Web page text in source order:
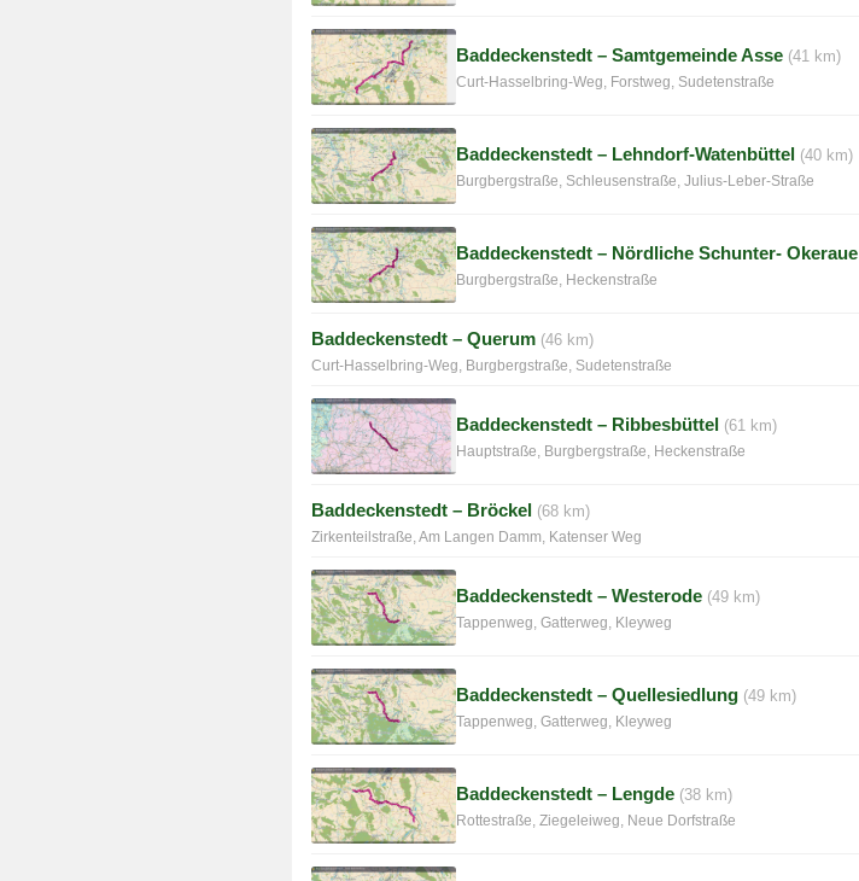
Baddeckenstedt – Samtgemeinde Asse (41 km)
Curt-Hasselbring-Weg, Forstweg, Sudetenstraße
Baddeckenstedt – Lehndorf-Watenbüttel (40 km)
Burgbergstraße, Schleusenstraße, Julius-Leber-Straße
Baddeckenstedt – Nördliche Schunter- Okeraue
Burgbergstraße, Heckenstraße
Baddeckenstedt – Querum (46 km)
Curt-Hasselbring-Weg, Burgbergstraße, Sudetenstraße
Baddeckenstedt – Ribbesbüttel (61 km)
Hauptstraße, Burgbergstraße, Heckenstraße
Baddeckenstedt – Bröckel (68 km)
Zirkenteilstraße, Am Langen Damm, Katenser Weg
Baddeckenstedt – Westerode (49 km)
Tappenweg, Gatterweg, Kleyweg
Baddeckenstedt – Quellesiedlung (49 km)
Tappenweg, Gatterweg, Kleyweg
Baddeckenstedt – Lengde (38 km)
Rottestraße, Ziegeleiweg, Neue Dorfstraße